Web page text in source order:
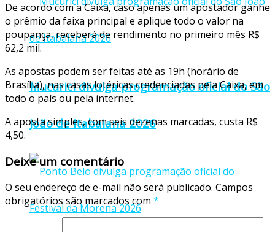
Mucurici divulga programação oficial do São
João de Itabaiana 2026
De acordo com a Caixa, caso apenas um apostador ganhe
o prêmio da faixa principal e aplique todo o valor na
poupança, receberá de rendimento no primeiro mês R$
62,2 mil.
As apostas podem ser feitas até as 19h (horário de
Brasília), nas casas lotéricas credenciadas pela Caixa, em
todo o país ou pela internet.
A aposta simples, com seis dezenas marcadas, custa R$
4,50.
Deixe um comentário
O seu endereço de e-mail não será publicado. Campos
obrigatórios são marcados com *